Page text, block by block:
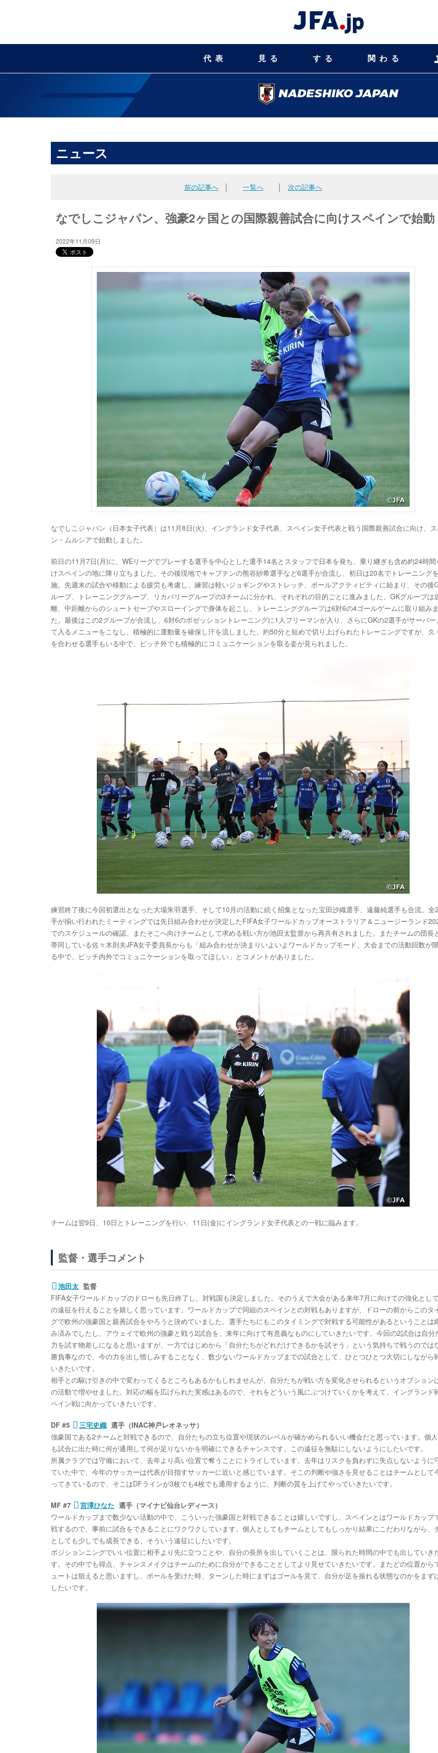
代表 見る する 関わる
ニュース
前の記事へ│ 一覧へ 次の記事へ
なでしこジャパン、強豪2ヶ国との国際親善試合に向けスペインで始動
2022年11月09日
なでしこジャパン（日本女子代表）は11月8日(火)、イングランド女子代表、スペイン女子代表と戦う国際親善試合に向け、ス
ン・ムルシアで始動しました。
前日の11月7日(月)に、WEリーグでプレーする選手を中心とした選手14名とスタッフで日本を発ち、乗り継ぎも含め約24時間
けスペインの地に降り立ちました。その後現地でキャプテンの熊谷紗希選手など6選手が合流し、初日は20名でトレーニング
施。先週末の試合や移動による疲労も考慮し、練習は軽いジョギングやストレッチ、ボールアクティビティに始まり、その後
ループ、トレーニンググループ、リカバリーグループの3チームに分かれ、それぞれの目的ごとに進みました。GKグループは
離、中距離からのシュートセーブやスローイングで身体を起こし、トレーニンググループは6対6の4ゴールゲームに取り組み
た。最後はこの2グループが合流し、6対6のポゼッショントレーニングに1人フリーマンが入り、さらにGKの2選手がサーバー
て入るメニューをこなし、積極的に運動量を確保し汗を流しました。約50分と短めで切り上げられたトレーニングですが、久
を合わせる選手もいる中で、ピッチ外でも積極的にコミュニケーションを取る姿が見られました。
練習終了後に今回初選出となった大場朱羽選手、そして10月の活動に続く招集となった宝田沙織選手、遠藤純選手も合流。全
手が揃い行われたミーティングでは先日組み合わせが決定したFIFA女子ワールドカップオーストラリア＆ニュージーランド
でのスケジュールの確認、またそこへ向けチームとして求める戦い方が池田太監督から再共有されました。またチームの団長
帯同している佐々木則夫JFA女子委員長からも「組み合わせが決まりいよいよワールドカップモード、大会までの活動回数が
る中で、ピッチ内外でコミュニケーションを取ってほしい」とコメントがありました。
チームは翌9日、10日とトレーニングを行い、11日(金)にイングランド女子代表との一戦に臨みます。
監督・選手コメント
池田太 監督
FIFA女子ワールドカップのドローも先日終了し、対戦国も決定しました。そのうえで大会がある来年7月に向けての強化とし
の遠征を行えることを嬉しく思っています。ワールドカップで同組のスペインとの対戦もありますが、ドローの前からこのタ
グで欧州の強豪国と親善試合をやろうと決めていました。選手たちにもこのタイミングで対戦する可能性があるということは
み済みでしたし、アウェイで欧州の強豪と戦う2試合を、来年に向けて有意義なものにしていきたいです。今回の2試合は自分
力を試す物差しになると思いますが、一方ではじめから「自分たちがどれだけできるかを試そう」という気持ちで戦うのでは
勝負事なので、今の力を出し惜しみすることなく、数少ないワールドカップまでの試合として、ひとつひとつ大切にしながら
いきたいです。
相手との駆け引きの中で変わってくるところもあるかもしれませんが、自分たちが戦い方を変化させられるというオプション
の活動で増やせました。対応の幅を広げられた実感はあるので、それをどういう風にぶつけていくかを考えて、イングランド
ペイン戦に向かっていきたいです。
DF #5 三宅史織 選手（INAC神戸レオネッサ）
強豪国である2チームと対戦できるので、自分たちの立ち位置や現状のレベルが確かめられるいい機会だと思っています。個
も試合に出た時に何が通用して何が足りないかを明確にできるチャンスです。この遠征を無駄にしないようにしたいです。
所属クラブでは守備において、去年より高い位置で奪うことにトライしています。去年はリスクを負わずに失点しないように
ていた中で、今年のサッカーは代表が目指すサッカーに近いと感じています。そこの判断や強さを見せることはチームとして
ってきているので、そこはDFラインが3枚でも4枚でも通用するように、判断の質を上げてやっていきたいです。
MF #7 宮澤ひなた 選手（マイナビ仙台レディース）
ワールドカップまで数少ない活動の中で、こういった強豪国と対戦できることは嬉しいですし、スペインとはワールドカップ
戦するので、事前に試合をできることにワクワクしています。個人としてもチームとしてもしっかり結果にこだわりながら、
としても少しでも成長できる、そういう遠征にしたいです。
ポジションニングでいい位置に相手より先に立つことや、自分の長所を出していくことは、限られた時間の中でも出していき
す。その中でも得点、チャンスメイクはチームのために自分ができることとしてより見せていきたいです。またどの位置から
ュートは狙えると思いますし、ボールを受けた時、ターンした時にまずはゴールを見て、自分が足を振れる状態なのかをまず
したいです。